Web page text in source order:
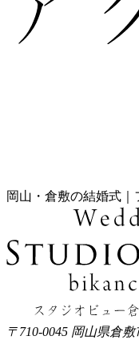
岡山・倉敷の結婚式｜
〒710-0045 岡山県倉